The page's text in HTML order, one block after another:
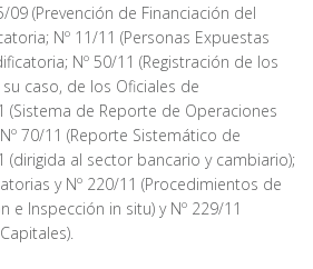
09 (Prevención de Financiación del
Nº 11/11 (Personas Expuestas
Nº 50/11 (Registración de los
caso, de los Oficiales de
(Sistema de Reporte de Operaciones
70/11 (Reporte Sistemático de
(dirigida al sector bancario y cambiario);
y Nº 220/11 (Procedimientos de
e Inspección in situ) y Nº 229/11